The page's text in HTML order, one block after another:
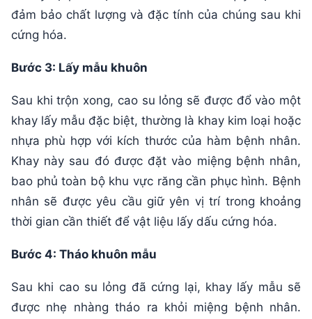
đảm bảo chất lượng và đặc tính của chúng sau khi
cứng hóa.
Bước 3: Lấy mẫu khuôn
Sau khi trộn xong, cao su lỏng sẽ được đổ vào một
khay lấy mẫu đặc biệt, thường là khay kim loại hoặc
nhựa phù hợp với kích thước của hàm bệnh nhân.
Khay này sau đó được đặt vào miệng bệnh nhân,
bao phủ toàn bộ khu vực răng cần phục hình. Bệnh
nhân sẽ được yêu cầu giữ yên vị trí trong khoảng
thời gian cần thiết để vật liệu lấy dấu cứng hóa.
Bước 4: Tháo khuôn mẫu
Sau khi cao su lỏng đã cứng lại, khay lấy mẫu sẽ
được nhẹ nhàng tháo ra khỏi miệng bệnh nhân.